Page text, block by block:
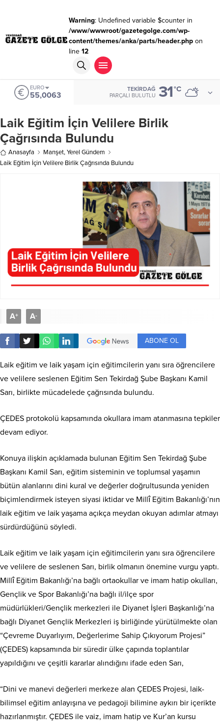
Warning: Undefined variable $counter in
/www/wwwroot/gazetegolge.com/wp-
content/themes/anka/parts/header.phpon
line 12
ALTIN
6.543,59
TEKIRDAĞ
PARÇALI BULUTLU 31°C
Laik Eğitim İçin Velilere Birlik
Çağrısında Bulundu
Anasayfa Manşet,Yerel Gündem
Laik Eğitim İçin Velilere Birlik Çağrısında Bulundu
A+ A-
ABONE OL
Laik eğitim ve laik yaşam için eğitimcilerin yanı sıra öğrencilere
ve velilere seslenen Eğitim Sen Tekirdağ Şube Başkanı Kamil
Sarı, birlikte mücadelede çağrısında bulundu.
ÇEDES protokolü kapsamında okullara imam atanmasına tepkiler
devam ediyor.
Konuya ilişkin açıklamada bulunan Eğitim Sen Tekirdağ Şube
Başkanı Kamil Sarı, eğitim sisteminin ve toplumsal yaşamın
bütün alanlarını dini kural ve değerler doğrultusunda yeniden
biçimlendirmek isteyen siyasi iktidar ve Millî Eğitim Bakanlığı’nın
laik eğitim ve laik yaşama açıkça meydan okuyan adımlar atmayı
sürdürdüğünü söyledi.
Laik eğitim ve laik yaşam için eğitimcilerin yanı sıra öğrencilere
ve velilere de seslenen Sarı, birlik olmanın önemine vurgu yaptı.
Millî Eğitim Bakanlığı’na bağlı ortaokullar ve imam hatip okulları,
Gençlik ve Spor Bakanlığı’na bağlı il/ilçe spor
müdürlükleri/Gençlik merkezleri ile Diyanet İşleri Başkanlığı’na
bağlı Diyanet Gençlik Merkezleri iş birliğinde yürütülmekte olan
“Çevreme Duyarlıyım, Değerlerime Sahip Çıkıyorum Projesi”
(ÇEDES) kapsamında bir süredir ülke çapında toplantılar
yapıldığını ve çeşitli kararlar alındığını ifade eden Sarı,
“Dini ve manevi değerleri merkeze alan ÇEDES Projesi, laik-
bilimsel eğitim anlayışına ve pedagoji bilimine aykırı bir içerikte
hazırlanmıştır. ÇEDES ile vaiz, imam hatip ve Kur’an kursu